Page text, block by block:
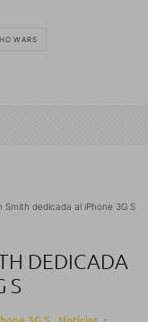
WARS
Smith dedicada al iPhone 3G S
DEDICADA
S